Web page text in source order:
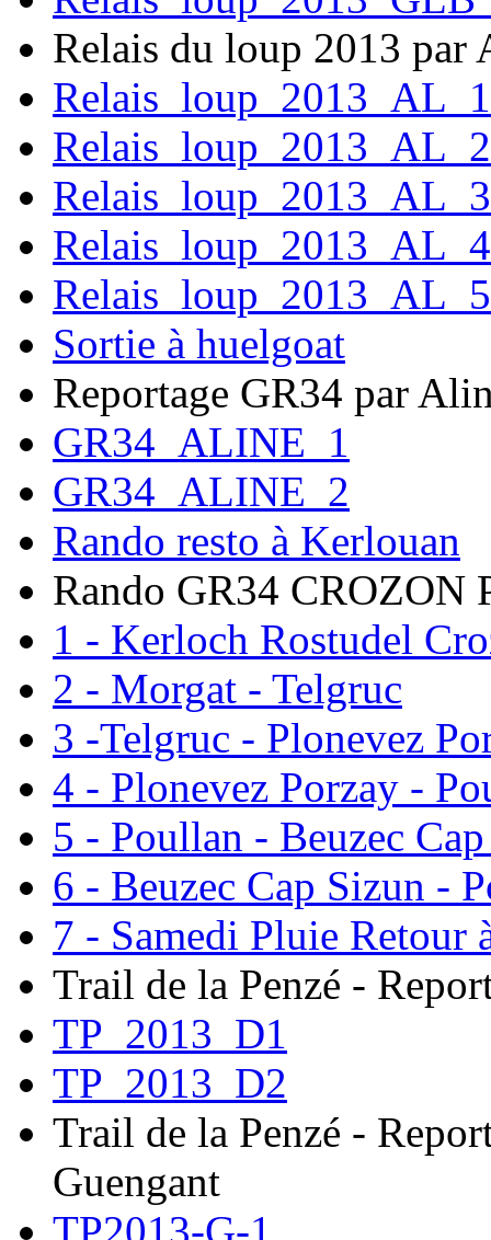
Relais du loup 2013 par
Relais_loup_2013_AL_1
Relais_loup_2013_AL_2
Relais_loup_2013_AL_3
Relais_loup_2013_AL_4
Relais_loup_2013_AL_5
Sortie à huelgoat
Reportage GR34 par
GR34_ALINE_1
GR34_ALINE_2
Rando resto à Kerlouan
Rando GR34 CROZON
1 - Kerloch Rostudel
2 - Morgat - Telgruc
3 -Telgruc - Plonevez
4 - Plonevez Porzay -
5 - Poullan - Beuzec
6 - Beuzec Cap Sizun -
7 - Samedi Pluie Retour
Trail de la Penzé -
TP_2013_D1
TP_2013_D2
Trail de la Penzé -
Guengant